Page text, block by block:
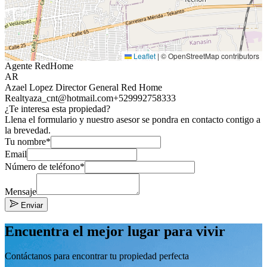
Leaflet | © OpenStreetMap contributors
Agente RedHome
AR
Azael Lopez Director General Red Home
Realtyaza_cnt@hotmail.com+529992758333
¿Te interesa esta propiedad?
Llena el formulario y nuestro asesor se pondra en contacto contigo a
la brevedad.
Tu nombre*
Email
Número de teléfono*
Mensaje
Enviar
Encuentra el mejor lugar para vivir
Contáctanos para encontrar tu propiedad perfecta